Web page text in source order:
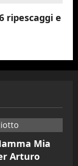
ripescaggi e
Mia
Arturo